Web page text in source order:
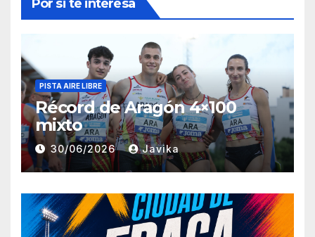
Por si te interesa
PISTA AIRE LIBRE
Récord de Aragón 4×100
mixto
30/06/2026 Javika